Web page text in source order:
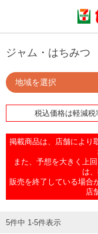
商品のご案内
商品のご案内トップ
今週の新商品
商品カテゴリ一覧
セール・キャンペー
サービス
nanacoトップ
企業情報トップ
ニュースリリース
私たちの取組み
サステナビリティ
ジャム・はちみつ
地域を選択
税込価格は軽減税
掲載商品は、店舗により
また、予想を大きく上
は
販売を終了している場合
店
5件中 1-5件表示